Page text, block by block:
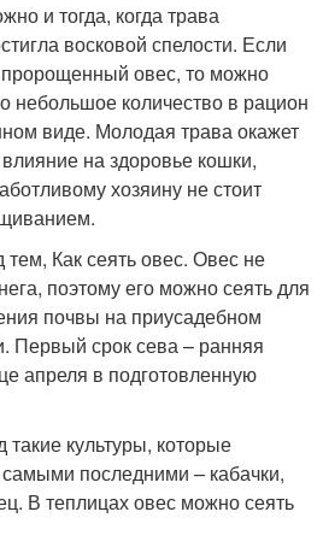
и тогда, когда трава
восковой спелости. Если
пророщенный овес, то можно
небольшое количество в рацион
виде. Молодая трава окажет
на здоровье кошки,
хозяину не стоит
тем, Как сеять овес. Овес не
поэтому его можно сеять для
почвы на приусадебном
Первый срок сева – ранняя
апреля в подготовленную
культуры, которые
последними – кабачки,
В теплицах овес можно сеять